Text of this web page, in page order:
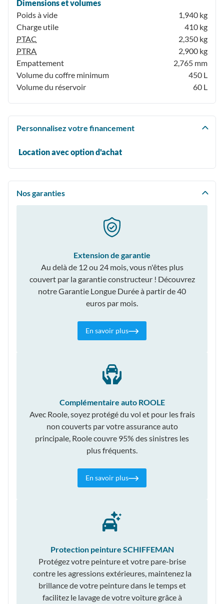
Dimensions et volumes
Poids à vide
1,940 kg
Charge utile
410 kg
PTAC
2,350 kg
PTRA
2,900 kg
Empattement
2,765 mm
Volume du coffre minimum
450 L
Volume du réservoir
60 L
Personnalisez votre financement
Location avec option d'achat
Nos garanties
Extension de garantie
Au delà de 12 ou 24 mois, vous n'êtes plus
couvert par la garantie constructeur ! Découvrez
notre Garantie Longue Durée à partir de 40
euros par mois.
En savoir plus
Complémentaire auto ROOLE
Avec Roole, soyez protégé du vol et pour les frais
non couverts par votre assurance auto
principale, Roole couvre 95% des sinistres les
plus fréquents.
En savoir plus
Protection peinture SCHIFFEMAN
Protégez votre peinture et votre pare-brise
contre les agressions extérieures, maintenez la
brillance de votre peinture dans le temps et
facilitez le lavage de votre voiture grâce à